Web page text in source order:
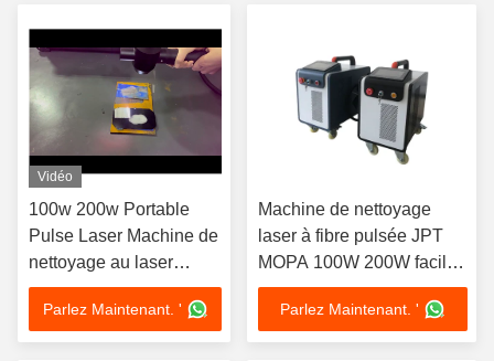
Vidéo
100w 200w Portable
Pulse Laser Machine de
nettoyage au laser
portable
Parlez Maintenant. '
Machine de nettoyage
laser à fibre pulsée JPT
MOPA 100W 200W facile
à utiliser pour le nettoyage
de la rouille, de la
peinture, du bois et du
Parlez Maintenant. '